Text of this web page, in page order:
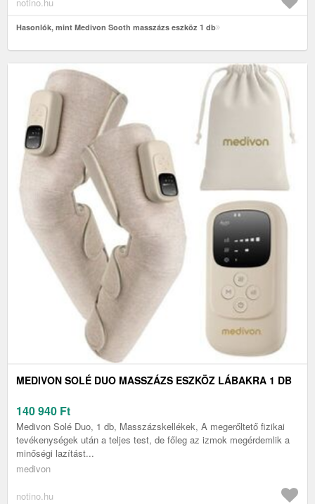
notino.hu
Hasonlók, mint Medivon Sooth masszázs eszköz 1 db
MEDIVON SOLÉ DUO MASSZÁZS ESZKÖZ LÁBAKRA 1 DB
140 940 Ft
Medivon Solé Duo, 1 db, Masszázskellékek, A megerőltető fizikai
tevékenységek után a teljes test, de főleg az izmok megérdemlik a
minőségi lazítást...
medivon
notino.hu